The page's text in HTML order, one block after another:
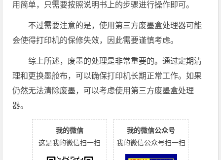
用简单，只需要按照说明书上的步骤进行操作即可。
不过需要注意的是，使用第三方废墨盒处理器可能
会使得打印机的保修失效，因此需要谨慎考虑。
综上所述，废墨的处理是非常重要的。通过定期清
理和更换墨舱布，可以确保打印机长期正常工作。如果
仍然无法清除废墨，可以考虑使用第三方废墨盒处理
器。
我的微信
这是我的微信扫一扫
我的微信公众号
我的微信公众号扫一扫